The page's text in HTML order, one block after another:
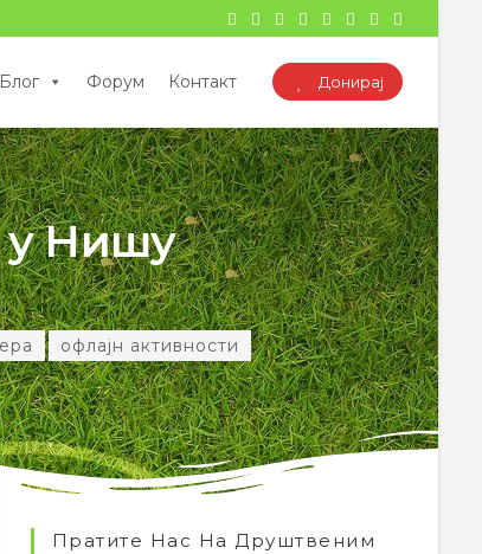
Донирај
Блог Форум Контакт
у Нишу
офлајн активности
Пратите Нас На Друштвеним